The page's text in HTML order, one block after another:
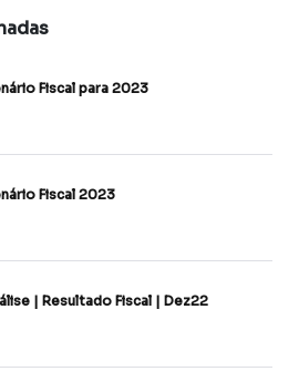
Fiscal para 2023
Fiscal 2023
| Resultado Fiscal | Dez22